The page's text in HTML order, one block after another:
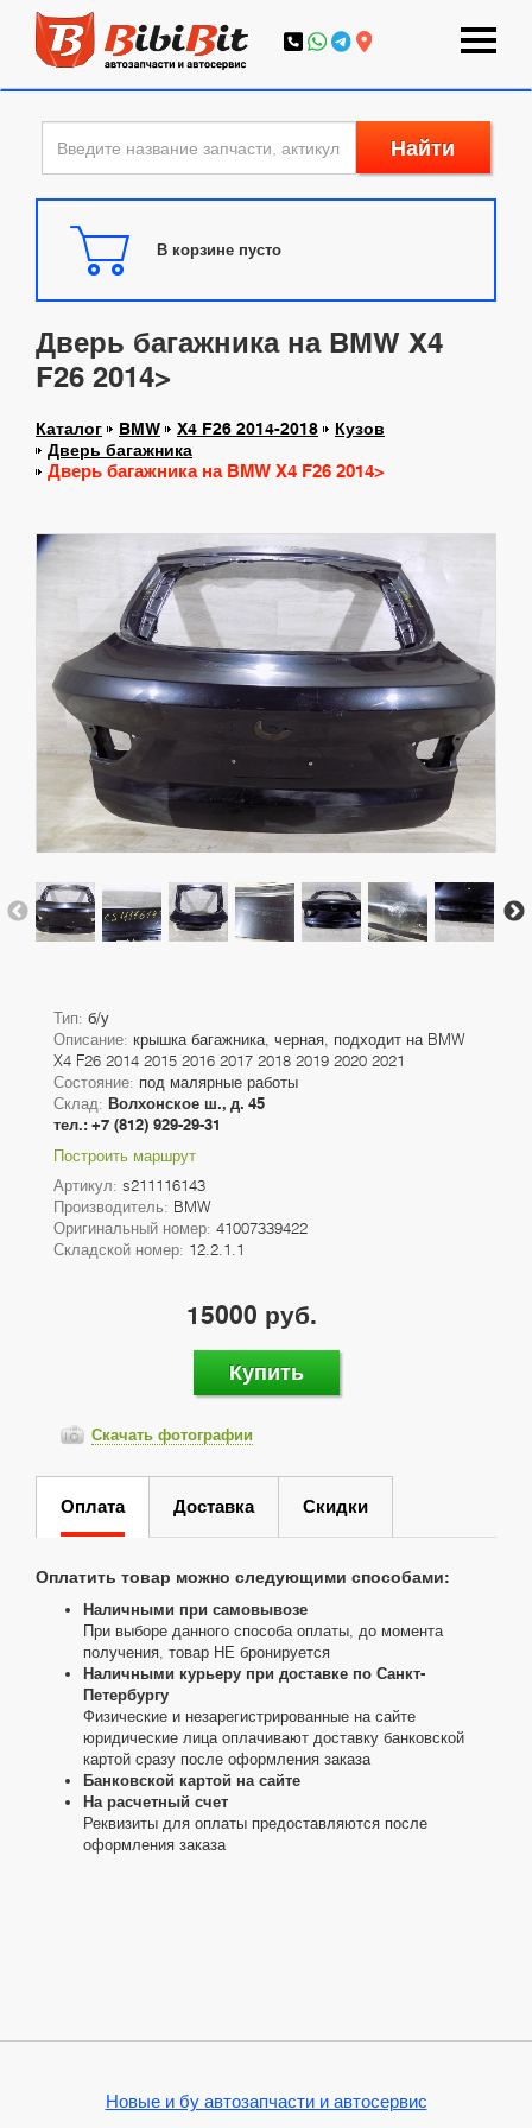
Найти
В корзине пусто
Дверь багажника на BMW X4
F26 2014>
Каталог BMW X4 F26 2014-2018
Кузов
Дверь багажника
Дверь багажника на BMW X4 F26 2014>
Тип: б/у
Описание: крышка багажника, черная, подходит на BMW
X4 F26 2014 2015 2016 2017 2018 2019 2020 2021
Состояние: под малярные работы
Склад: Волхонское ш., д. 45
тел.: +7 (812) 929-29-31
Построить маршрут
Артикул: s211116143
Производитель: BMW
Оригинальный номер: 41007339422
Складской номер: 12.2.1.1
15000 руб.
Купить
Скачать фотографии
Оплата Доставка Скидки
Оплатить товар можно следующими способами:
Наличными при самовывозе
При выборе данного способа оплаты, до момента
получения, товар НЕ бронируется
Наличными курьеру при доставке по Санкт-
Петербургу
Физические и незарегистрированные на сайте
юридические лица оплачивают доставку банковской
картой сразу после оформления заказа
Банковской картой на сайте
На расчетный счет
Реквизиты для оплаты предоставляются после
оформления заказа
Новые и бу автозапчасти и автосервис